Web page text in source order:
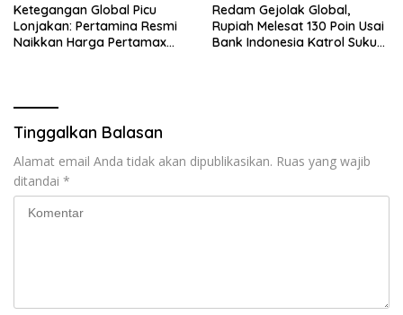
Ketegangan Global Picu
Lonjakan: Pertamina Resmi
Naikkan Harga Pertamax
Redam Gejolak Global,
Rupiah Melesat 130 Poin Usai
Bank Indonesia Katrol Suku
Tinggalkan Balasan
Alamat email Anda tidak akan dipublikasikan. Ruas yang wajib
ditandai *